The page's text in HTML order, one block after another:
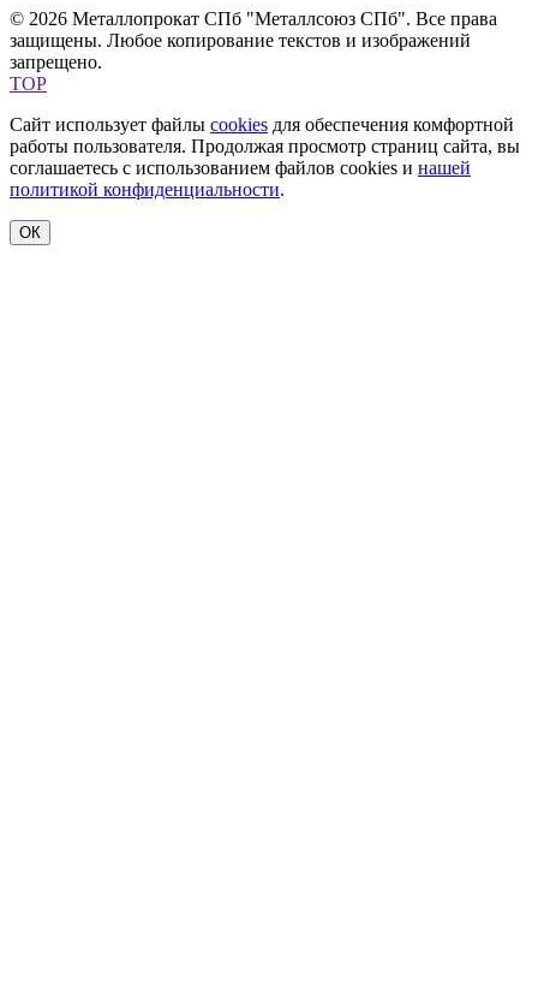
© 2026 Металлопрокат СПб "Металлсоюз СПб". Все права
защищены. Любое копирование текстов и изображений
запрещено.
TOP
Сайт использует файлы cookies для обеспечения комфортной
работы пользователя. Продолжая просмотр страниц сайта, вы
соглашаетесь с использованием файлов cookies и нашей
политикой конфиденциальности.
ОК